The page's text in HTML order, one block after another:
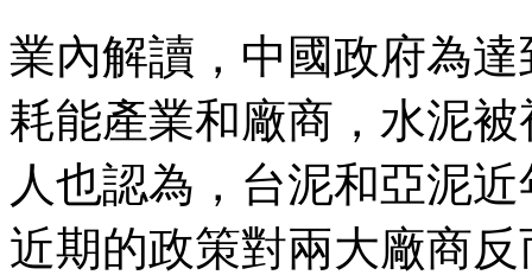
業內解讀，中國政府為
耗能產業和廠商，水泥
人也認為，台泥和亞泥
近期的政策對兩大廠商